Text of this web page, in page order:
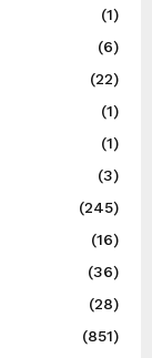
(1)
(6)
(22)
(1)
(1)
(3)
(245)
(16)
(36)
(28)
(851)